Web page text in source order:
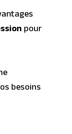
pour
besoins